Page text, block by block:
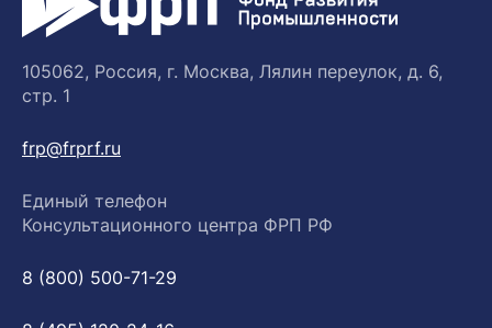
105062, Россия, г. Москва, Лялин переулок, д. 6,
стр. 1
frp@frprf.ru
Единый телефон
Консультационного центра ФРП РФ
8 (800) 500-71-29